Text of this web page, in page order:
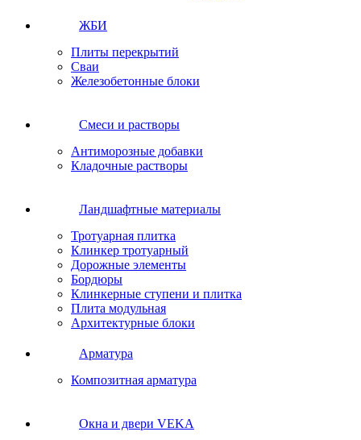
ЖБИ
Плиты перекрытий
Сваи
Железобетонные блоки
Cмеси и растворы
Антиморозные добавки
Кладочные растворы
Ландшафтные материалы
Тротуарная плитка
Клинкер тротуарный
Дорожные элементы
Бордюры
Клинкерные ступени и плитка
Плита модульная
Архитектурные блоки
Арматура
Композитная арматура
Окна и двери VEKA